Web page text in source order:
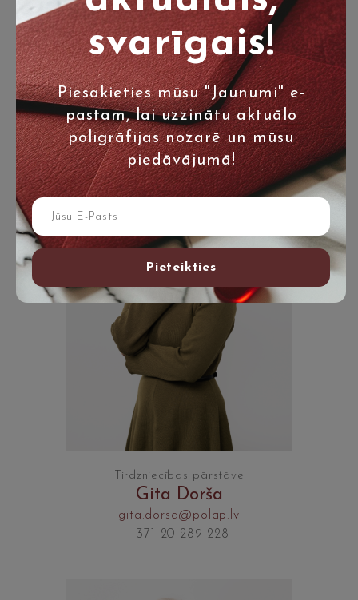
Tirdzniecības pārstāve
Laura Mežale
laura.mezale@polap.lv
+371 20 219 401
Tirdzniecības pārstāve
Gita Dorša
gita.dorsa@polap.lv
+371 20 289 228
svarīgais!
Piesakieties mūsu "Jaunumi" e-
pastam, lai uzzinātu aktuālo
poligrāfijas nozarē un mūsu
piedāvājumā!
Pieteikties